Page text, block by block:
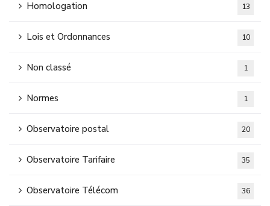
Homologation 13
Lois et Ordonnances 10
Non classé 1
Normes 1
Observatoire postal 20
Observatoire Tarifaire 35
Observatoire Télécom 36